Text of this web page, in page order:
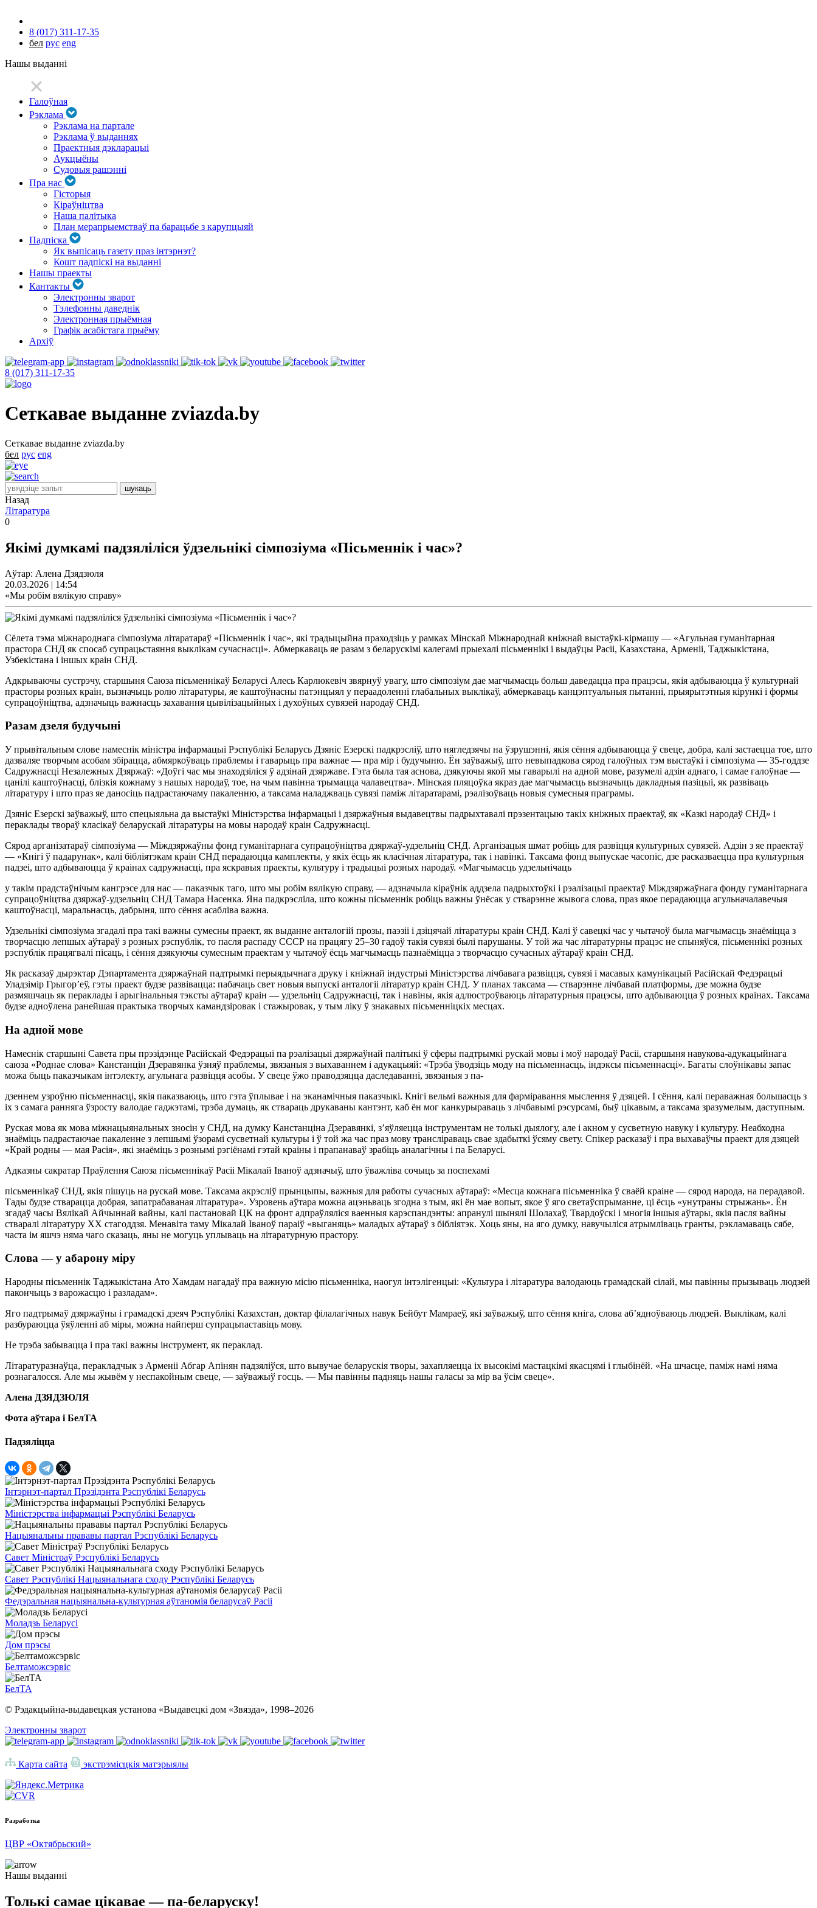
8 (017) 311-17-35
бел рус eng
Нашы выданні
Галоўная
Рэклама
Рэклама на партале
Рэклама ў выданнях
Праектныя дэкларацыі
Аукцыёны
Судовыя рашэнні
Пра нас
Гісторыя
Кіраўніцтва
Наша палітыка
План мерапрыемстваў па барацьбе з карупцыяй
Падпіска
Як выпісаць газету праз інтэрнэт?
Кошт падпіскі на выданні
Нашы праекты
Кантакты
Электронны зварот
Тэлефонны даведнік
Электронная прыёмная
Графік асабістага прыёму
Архіў
8 (017) 311-17-35
Сеткавае выданне zviazda.by
Сеткавае выданне zviazda.by
бел рус eng
Назад
Літаратура
0
Якімі думкамі падзяліліся ўдзельнікі сімпозіума «Пісьменнік і час»?
Аўтар: Алена Дзядзюля
20.03.2026 | 14:54
«Мы робім вялікую справу»
Сёлета тэма міжнароднага сімпозіума літаратараў «Пісьменнік і час», які традыцыйна праходзіць у рамках Мінскай Міжнароднай кніжнай выстаўкі-кірмашу — «Агульная гуманітарная
прастора СНД як спосаб супрацьстаяння выклікам сучаснасці». Абмеркаваць яе разам з беларускімі калегамі прыехалі пісьменнікі і выдаўцы Расіі, Казахстана, Арменіі, Таджыкістана,
Узбекістана і іншых краін СНД.
Адкрываючы сустрэчу, старшыня Саюза пісьменнікаў Беларусі Алесь Карлюкевіч звярнуў увагу, што сімпозіум дае магчымасць больш даведацца пра працэсы, якія адбываюцца ў культурнай
прасторы розных краін, вызначыць ролю літаратуры, яе каштоўнасны патэнцыял у пераадоленні глабальных выклікаў, абмеркаваць канцэптуальныя пытанні, прыярытэтныя кірункі і формы
супрацоўніцтва, адзначыць важнасць захавання цывілізацыйных і духоўных сувязей народаў СНД.
Разам дзеля будучыні
У прывітальным слове намеснік міністра інфармацыі Рэспублікі Беларусь Дзяніс Езерскі падкрэсліў, што нягледзячы на ўзрушэнні, якія сёння адбываюцца ў свеце, добра, калі застаецца тое, што
дазваляе творчым асобам збірацца, абмяркоўваць праблемы і гаварыць пра важнае — пра мір і будучыню. Ён заўважыў, што невыпадкова сярод галоўных тэм выстаўкі і сімпозіума — 35-годдзе
Садружнасці Незалежных Дзяржаў: «Доўгі час мы знаходзіліся ў адзінай дзяржаве. Гэта была тая аснова, дзякуючы якой мы гаварылі на адной мове, разумелі адзін аднаго, і самае галоўнае —
цанілі каштоўнасці, блізкія кожнаму з нашых народаў, тое, на чым павінна трымацца чалавецтва». Мінская пляцоўка якраз дае магчымасць вызначыць дакладныя пазіцыі, як развіваць
літаратуру і што праз яе даносіць падрастаючаму пакаленню, а таксама наладжваць сувязі паміж літаратарамі, рэалізоўваць новыя сумесныя праграмы.
Дзяніс Езерскі заўважыў, што спецыяльна да выстаўкі Міністэрства інфармацыі і дзяржаўныя выдавецтвы падрыхтавалі прэзентацыю такіх кніжных праектаў, як «Казкі народаў СНД» і
пераклады твораў класікаў беларускай літаратуры на мовы народаў краін Садружнасці.
Сярод арганізатараў сімпозіума — Міждзяржаўны фонд гуманітарнага супрацоўніцтва дзяржаў-удзельніц СНД. Арганізацыя шмат робіць для развіцця культурных сувязей. Адзін з яе праектаў
— «Кнігі ў падарунак», калі бібліятэкам краін СНД перадаюцца камплекты, у якіх ёсць як класічная літаратура, так і навінкі. Таксама фонд выпускае часопіс, дзе расказваецца пра культурныя
падзеі, што адбываюцца ў краінах садружнасці, пра яскравыя праекты, культуру і традыцыі розных народаў. «Магчымасць удзельнічаць
у такім прадстаўнічым кангрэсе для нас — паказчык таго, што мы робім вялікую справу, — адзначыла кіраўнік аддзела падрыхтоўкі і рэалізацыі праектаў Міждзяржаўнага фонду гуманітарнага
супрацоўніцтва дзяржаў-удзельніц СНД Тамара Насенка. Яна падкрэсліла, што кожны пісьменнік робіць важны ўнёсак у стварэнне жывога слова, праз якое перадаюцца агульначалавечыя
каштоўнасці, маральнасць, дабрыня, што сёння асабліва важна.
Удзельнікі сімпозіума згадалі пра такі важны сумесны праект, як выданне анталогій прозы, паэзіі і дзіцячай літаратуры краін СНД. Калі ў савецкі час у чытачоў была магчымасць знаёміцца з
творчасцю лепшых аўтараў з розных рэспублік, то пасля распаду СССР на працягу 25–30 гадоў такія сувязі былі парушаны. У той жа час літаратурны працэс не спыняўся, пісьменнікі розных
рэспублік працягвалі пісаць, і сёння дзякуючы сумесным праектам у чытачоў ёсць магчымасць пазнаёміцца з творчасцю сучасных аўтараў краін СНД.
Як расказаў дырэктар Дэпартамента дзяржаўнай падтрымкі перыядычнага друку і кніжнай індустрыі Міністэрства лічбавага развіцця, сувязі і масавых камунікацый Расійскай Федэрацыі
Уладзімір Грыгор’еў, гэты праект будзе развівацца: пабачаць свет новыя выпускі анталогіі літаратур краін СНД. У планах таксама — стварэнне лічбавай платформы, дзе можна будзе
размяшчаць як пераклады і арыгінальныя тэксты аўтараў краін — удзельніц Садружнасці, так і навіны, якія адлюстроўваюць літаратурныя працэсы, што адбываюцца ў розных краінах. Таксама
будзе адноўлена ранейшая практыка творчых камандзіровак і стажыровак, у тым ліку ў знакавых пісьменніцкіх месцах.
На адной мове
Намеснік старшыні Савета пры прэзідэнце Расійскай Федэрацыі па рэалізацыі дзяржаўнай палітыкі ў сферы падтрымкі рускай мовы і моў народаў Расіі, старшыня навукова-адукацыйнага
саюза «Роднае слова» Канстанцін Дзеравянка ўзняў праблемы, звязаныя з выхаваннем і адукацыяй: «Трэба ўводзіць моду на пісьменнасць, індэксы пісьменнасці». Багаты слоўнікавы запас
можа быць паказчыкам інтэлекту, агульнага развіцця асобы. У свеце ўжо праводзяцца даследаванні, звязаныя з па-
дзеннем узроўню пісьменнасці, якія паказваюць, што гэта ўплывае і на эканамічныя паказчыкі. Кнігі вельмі важныя для фарміравання мыслення ў дзяцей. І сёння, калі пераважная большасць з
іх з самага ранняга ўзросту валодае гаджэтамі, трэба думаць, як ствараць друкаваны кантэнт, каб ён мог канкурыраваць з лічбавымі рэсурсамі, быў цікавым, а таксама зразумелым, даступным.
Руская мова як мова міжнацыянальных зносін у СНД, на думку Канстанціна Дзеравянкі, з’яўляецца інструментам не толькі дыялогу, але і акном у сусветную навуку і культуру. Неабходна
знаёміць падрастаючае пакаленне з лепшымі ўзорамі сусветнай культуры і ў той жа час праз мову трансліраваць свае здабыткі ўсяму свету. Спікер расказаў і пра выхаваўчы праект для дзяцей
«Край родны — мая Расія», які знаёміць з рознымі рэгіёнамі гэтай краіны і прапанаваў зрабіць аналагічны і па Беларусі.
Адказны сакратар Праўлення Саюза пісьменнікаў Расіі Мікалай Іваноў адзначыў, што ўважліва сочыць за поспехамі
пісьменнікаў СНД, якія пішуць на рускай мове. Таксама акрэсліў прынцыпы, важныя для работы сучасных аўтараў: «Месца кожнага пісьменніка ў сваёй краіне — сярод народа, на перадавой.
Тады будзе стварацца добрая, запатрабаваная літаратура». Узровень аўтара можна ацэньваць згодна з тым, які ён мае вопыт, якое ў яго светаўспрыманне, ці ёсць «унутраны стрыжань». Ён
згадаў часы Вялікай Айчыннай вайны, калі пастановай ЦК на фронт адпраўляліся ваенныя карэспандэнты: апранулі шынялі Шолахаў, Твардоўскі і многія іншыя аўтары, якія пасля вайны
стваралі літаратуру ХХ стагоддзя. Менавіта таму Мікалай Іваноў параіў «выганяць» маладых аўтараў з бібліятэк. Хоць яны, на яго думку, навучыліся атрымліваць гранты, рэкламаваць сябе,
часта ім яшчэ няма чаго сказаць, яны не могуць уплываць на літаратурную прастору.
Слова — у абарону міру
Народны пісьменнік Таджыкістана Ато Хамдам нагадаў пра важную місію пісьменніка, наогул інтэлігенцыі: «Культура і літаратура валодаюць грамадскай сілай, мы павінны прызываць людзей
пакончыць з варожасцю і разладам».
Яго падтрымаў дзяржаўны і грамадскі дзеяч Рэспублікі Казахстан, доктар філалагічных навук Бейбут Мамраеў, які заўважыў, што сёння кніга, слова аб’ядноўваюць людзей. Выклікам, калі
разбураюцца ўяўленні аб міры, можна найперш супрацьпаставіць мову.
Не трэба забывацца і пра такі важны інструмент, як пераклад.
Літаратуразнаўца, перакладчык з Арменіі Абгар Апінян падзяліўся, што вывучае беларускія творы, захапляецца іх высокімі мастацкімі якасцямі і глыбінёй. «На шчасце, паміж намі няма
рознагалосся. Але мы жывём у неспакойным свеце, — заўважыў госць. — Мы павінны падняць нашы галасы за мір ва ўсім свеце».
Алена ДЗЯДЗЮЛЯ
Фота аўтара і БелТА
Падзяліцца
Інтэрнэт-партал Прэзідэнта Рэспублікі Беларусь
Міністэрства інфармацыі Рэспублікі Беларусь
Нацыянальны прававы партал Рэспублікі Беларусь
Савет Міністраў Рэспублікі Беларусь
Савет Рэспублікі Нацыянальнага сходу Рэспублікі Беларусь
Федэральная нацыянальна-культурная аўтаномія беларусаў Расіі
Моладзь Беларусі
Дом прэсы
Белтаможсэрвіс
БелТА
© Рэдакцыйна-выдавецкая установа «Выдавецкі дом «Звязда», 1998–2026
Электронны зварот
Карта сайта экстрэмісцкія матэрыялы
Разработка
ЦВР «Октябрьский»
Нашы выданні
Толькі самае цікавае — па-беларуску!